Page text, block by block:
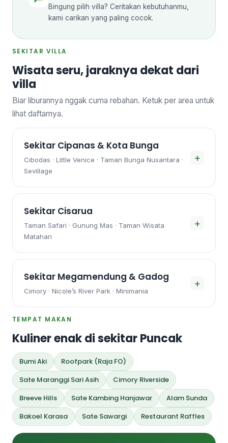
Bingung pilih villa? Ceritakan kebutuhanmu,
kami carikan yang paling cocok.
SEKITAR VILLA
Wisata seru, jaraknya dekat dari
villa
Biar liburannya nggak cuma rebahan. Ketuk per area untuk
lihat daftarnya.
Sekitar Cipanas & Kota Bunga
Cibodas · Little Venice · Taman Bunga Nusantara ·
Sevillage
+
Sekitar Cisarua
Taman Safari · Gunung Mas · Taman Wisata
Matahari
+
Sekitar Megamendung & Gadog
Cimory · Nicole’s River Park · Minimania
+
TEMPAT MAKAN
Kuliner enak di sekitar Puncak
Bumi Aki
Roofpark (Raja FO)
Sate Maranggi Sari Asih
Cimory Riverside
Breeve Hills
Sate Kambing Hanjawar
Alam Sunda
Bakoel Karasa
Sate Sawargi Restaurant Raffles